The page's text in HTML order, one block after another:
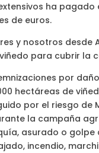
ha pagado
de euros.
y nosotros desde
para cubrir la
por
hectáreas de
por el riesgo de
la campaña
asurado o golpe
incendio,